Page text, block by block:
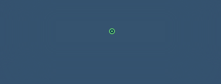
défense et de la spécialisation extrême des